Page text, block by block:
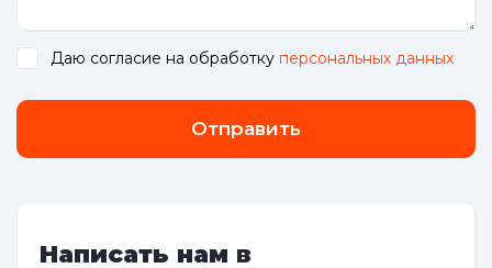
Даю согласие на обработку персональных данных
Отправить
Написать нам в